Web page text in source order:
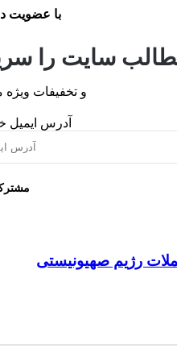
فناوری‌های روز
با عضویت
سایت را
و تخفیفات ویژه
آدرس ایمیل
رژیم صهیونیستی